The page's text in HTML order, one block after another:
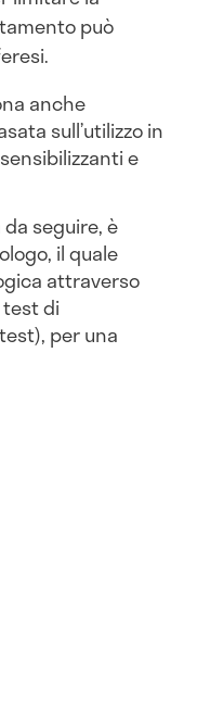
può
anche
sull’utilizzo in
e
da seguire, è
il quale
attraverso
di
per una